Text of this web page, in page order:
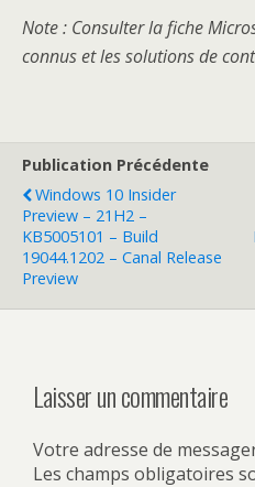
Note : Consulter la fiche
connus et les solutions de
Publication Précédente
Windows 10 Insider
Preview – 21H2 –
KB5005101 – Build
19044.1202 – Canal Release
Preview
Laisser un commentaire
Votre adresse de
Les champs obligatoires